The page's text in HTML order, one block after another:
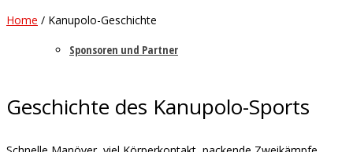
Sponsoren und Partner
Home / Kanupolo-Geschichte
Geschichte des Kanupolo-Sports